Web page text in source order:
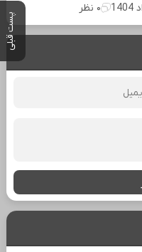
پست قبلی
۰ نظر